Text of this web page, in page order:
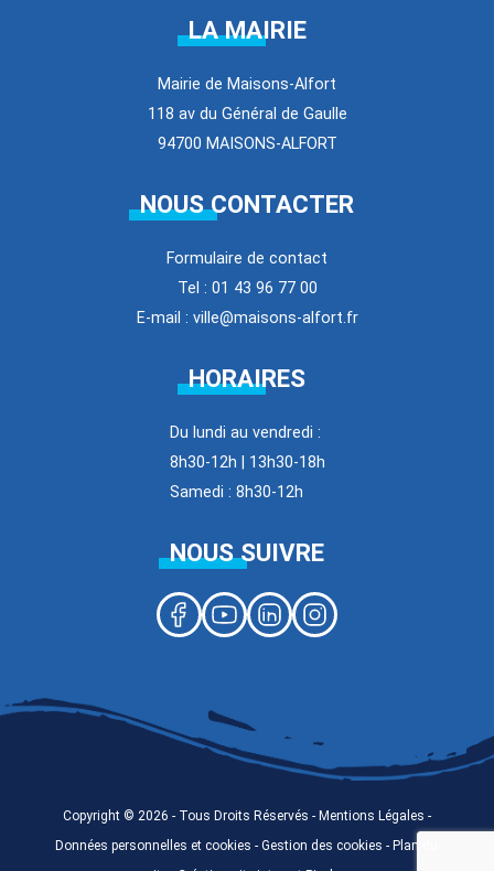
LA MAIRIE
Mairie de Maisons-Alfort
118 av du Général de Gaulle
94700 MAISONS-ALFORT
NOUS CONTACTER
Formulaire de contact
Tel : 01 43 96 77 00
E-mail : ville@maisons-alfort.fr
HORAIRES
Du lundi au vendredi :
8h30-12h | 13h30-18h
Samedi : 8h30-12h
NOUS SUIVRE
Copyright © 2026 - Tous Droits Réservés - Mentions Légales -
Données personnelles et cookies - Gestion des cookies - Plan du